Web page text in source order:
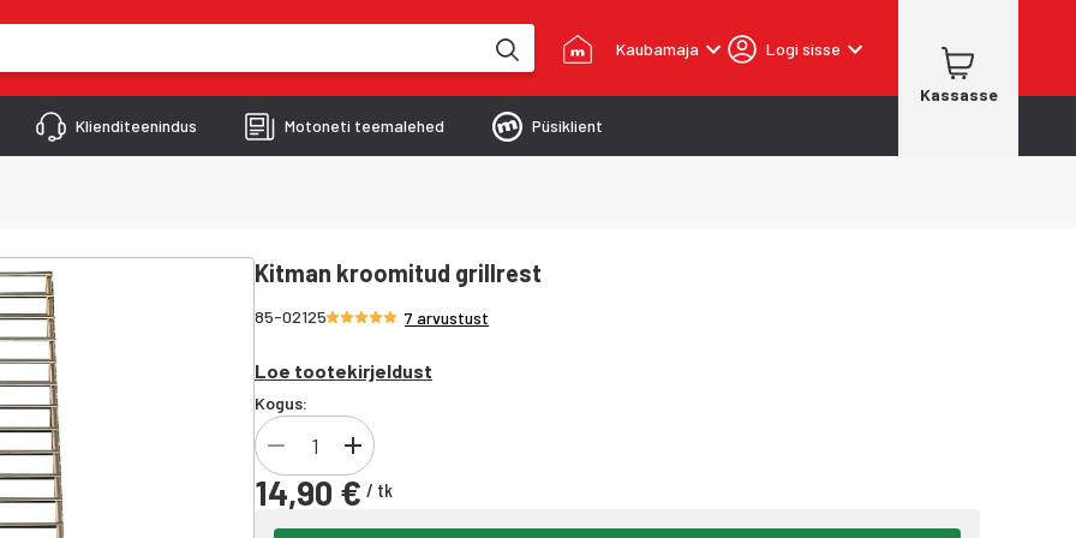
Kaubamaja Logi sisse
Kassasse
Klienditeenindus Motoneti teemalehed Püsiklient
Kitman kroomitud grillrest
85-02125Hinnang 4.9/5 tähte
7 arvustust
Loe tootekirjeldust
Kogus:
14,90 € / tk